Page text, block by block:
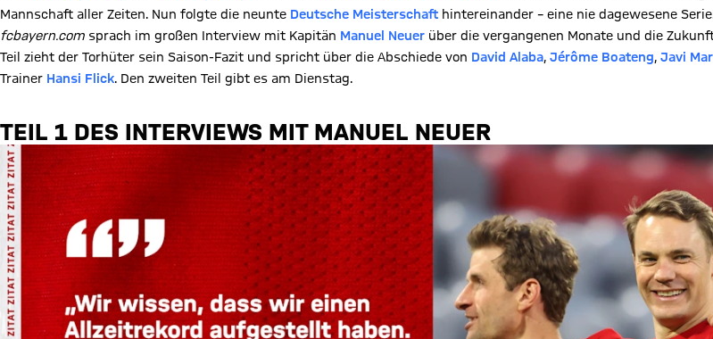
Mannschaft aller Zeiten. Nun folgte die neunte Deutsche Meisterschaft hintereinander – eine nie dagewesene
fcbayern.com sprach im großen Interview mit Kapitän Manuel Neuer über die vergangenen Monate und die
Teil zieht der Torhüter sein Saison-Fazit und spricht über die Abschiede von David Alaba, Jérôme Boateng, Javi
Trainer Hansi Flick. Den zweiten Teil gibt es am Dienstag.
TEIL 1 DES INTERVIEWS MIT MANUEL NEUER